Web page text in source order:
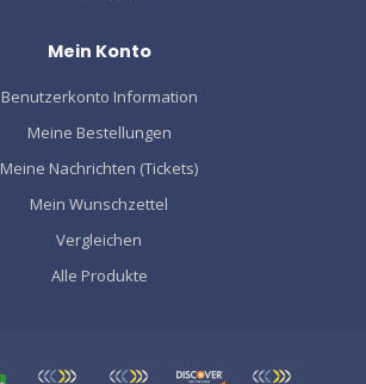
Mein Konto
Benutzerkonto Information
Meine Bestellungen
Meine Nachrichten (Tickets)
Mein Wunschzettel
Vergleichen
Alle Produkte